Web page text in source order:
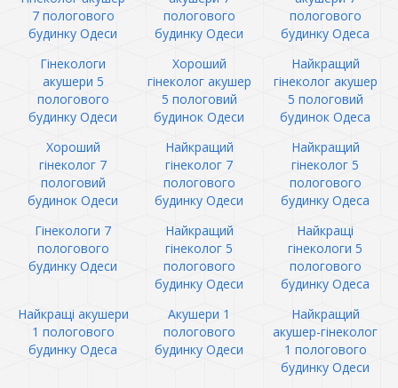
7 пологового
будинку Одеси
пологового
будинку Одеси
пологового
будинку Одеса
Гінекологи
акушери 5
пологового
будинку Одеси
Хороший
гінеколог акушер
5 пологовий
будинок Одеси
Найкращий
гінеколог акушер
5 пологовий
будинок Одеса
Хороший
гінеколог 7
пологовий
будинок Одеси
Найкращий
гінеколог 7
пологового
будинку Одеси
Найкращий
гінеколог 5
пологового
будинку Одеса
Гінекологи 7
пологового
будинку Одеси
Найкращий
гінеколог 5
пологового
будинку Одеси
Найкращі
гінекологи 5
пологового
будинку Одеса
Найкращі акушери
1 пологового
будинку Одеса
Акушери 1
пологового
будинку Одеси
Найкращий
акушер-гінеколог
1 пологового
будинку Одеси